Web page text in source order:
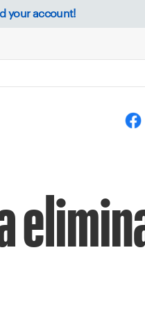
your account!